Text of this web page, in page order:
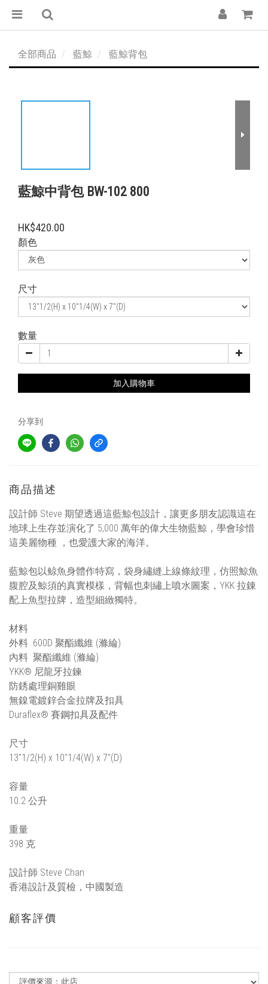
全部商品 藍鯨 藍鯨背包
藍鯨中背包 BW-102 800
HK$420.00
顏色
尺寸
數量
加入購物車
分享到
商品描述
設計師 Steve 期望透過這藍鯨包設計，讓更多朋友認識這在
地球上生存並演化了 5,000 萬年的偉大生物藍鯨，學會珍惜
這美麗物種 ，也愛護大家的海洋。
藍鯨包以鲸魚身體作特寫，袋身繡縫上線條紋理，仿照鯨魚
腹腔及鯨須的真實模樣，背幅也刺繡上噴水圖案，YKK 拉錬
配上魚型拉牌，造型細緻獨特。
材料
外料 600D 聚酯纖維 (滌綸)
內料 聚酯纖維 (滌綸)
YKK® 尼龍牙拉鍊
防銹處理銅雞眼
無鎳電鍍鋅合金拉牌及扣具
Duraflex® 賽鋼扣具及配件
尺寸
13"1/2(H) x 10"1/4(W) x 7"(D)
容量
10.2 公升
重量
398 克
設計師 Steve Chan
香港設計及質檢，中國製造
顧客評價